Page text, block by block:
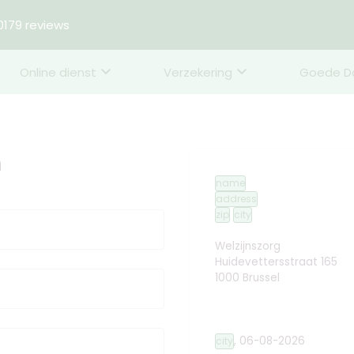
reviews
Online dienst Verzekering Goede
name
address
zip city
Welzijnszorg
Huidevettersstraat 165
1000 Brussel
city, 06-08-2026